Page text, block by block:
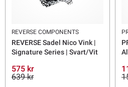
REVERSE COMPONENTS
REVERSE Sadel Nico Vink |
Signature Series | Svart/Vit
575 kr
639 kr